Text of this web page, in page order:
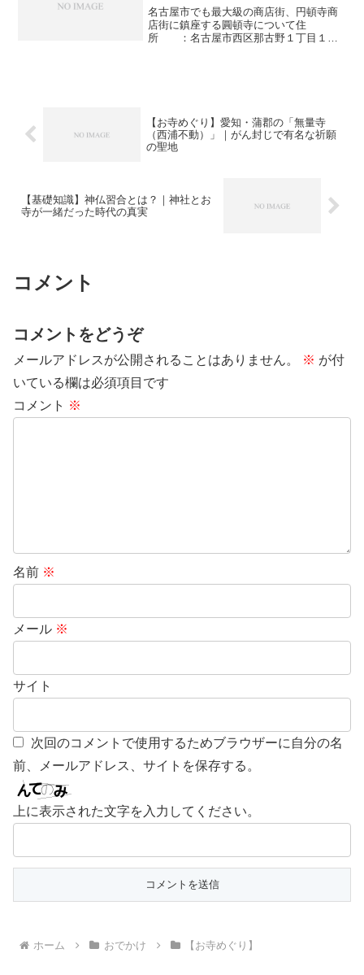
名古屋市でも最大級の商店街、円頓寺商
店街に鎮座する圓頓寺について住
所 ：名古屋市西区那古野１丁目１１
【お寺めぐり】愛知・蒲郡の「無量寺
（西浦不動）」｜がん封じで有名な祈願
の聖地
【基礎知識】神仏習合とは？｜神社とお
寺が一緒だった時代の真実
コメント
コメントをどうぞ
メールアドレスが公開されることはありません。 ※ が付
いている欄は必須項目です
コメント ※
名前 ※
メール ※
サイト
次回のコメントで使用するためブラウザーに自分の名
前、メールアドレス、サイトを保存する。
上に表示された文字を入力してください。
ホーム おでかけ 【お寺めぐり】